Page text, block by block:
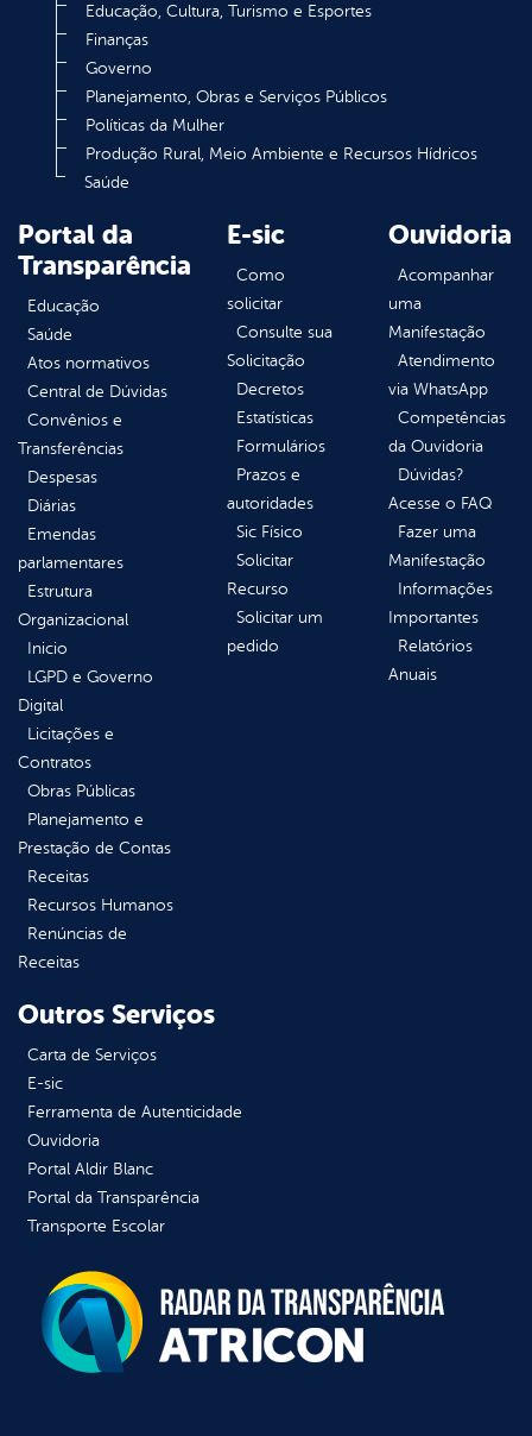
Educação, Cultura, Turismo e Esportes
Finanças
Governo
Planejamento, Obras e Serviços Públicos
Políticas da Mulher
Produção Rural, Meio Ambiente e Recursos Hídricos
Saúde
Portal da
Transparência
Educação
Saúde
Atos normativos
Central de Dúvidas
Convênios e
Transferências
Despesas
Diárias
Emendas
parlamentares
Estrutura
Organizacional
Inicio
LGPD e Governo
Digital
Licitações e
Contratos
Obras Públicas
Planejamento e
Prestação de Contas
Receitas
Recursos Humanos
Renúncias de
Receitas
E-sic
Como
solicitar
Consulte sua
Solicitação
Decretos
Estatísticas
Formulários
Prazos e
autoridades
Sic Físico
Solicitar
Recurso
Solicitar um
pedido
Ouvidoria
Acompanhar
uma
Manifestação
Atendimento
via WhatsApp
Competências
da Ouvidoria
Dúvidas?
Acesse o FAQ
Fazer uma
Manifestação
Informações
Importantes
Relatórios
Anuais
Outros Serviços
Carta de Serviços
E-sic
Ferramenta de Autenticidade
Ouvidoria
Portal Aldir Blanc
Portal da Transparência
Transporte Escolar